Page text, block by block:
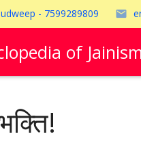
- 7599289809
of